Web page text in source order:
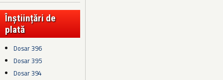
Înștiințări de
plată
Dosar 396
Dosar 395
Dosar 394